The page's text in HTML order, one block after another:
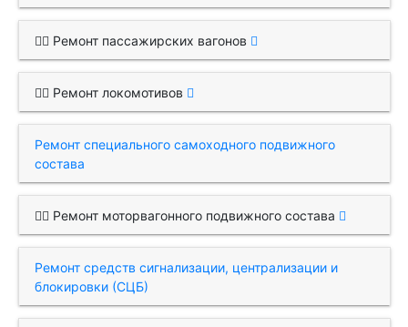
Ремонт пассажирских вагонов
Ремонт локомотивов
Ремонт специального самоходного подвижного
состава
Ремонт моторвагонного подвижного состава
Ремонт средств сигнализации, централизации и
блокировки (СЦБ)